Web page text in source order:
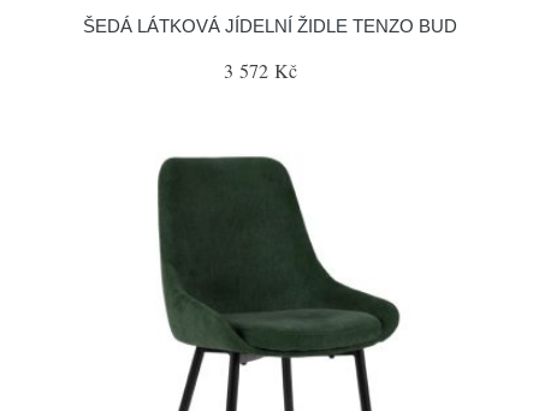
ŠEDÁ LÁTKOVÁ JÍDELNÍ ŽIDLE TENZO BUD
3 572 Kč